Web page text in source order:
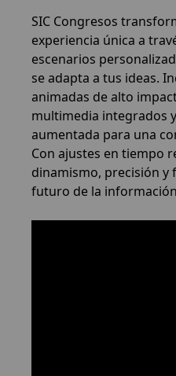
SIC Congresos
experiencia única a
escenarios
se adapta a tus ideas.
animadas de alto
multimedia integrados
aumentada para una
Con ajustes en tiempo
dinamismo, precisión y
futuro de la